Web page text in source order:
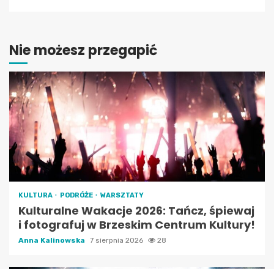
Nie możesz przegapić
KULTURA PODRÓŻE WARSZTATY
Kulturalne Wakacje 2026: Tańcz, śpiewaj
i fotografuj w Brzeskim Centrum Kultury!
Anna Kalinowska 7 sierpnia 2026 28